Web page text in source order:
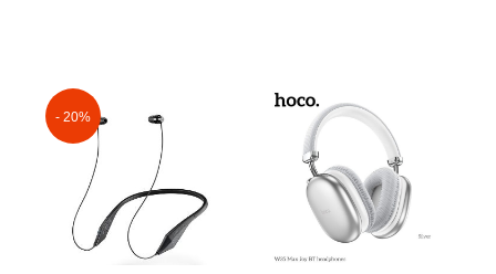
- 20%